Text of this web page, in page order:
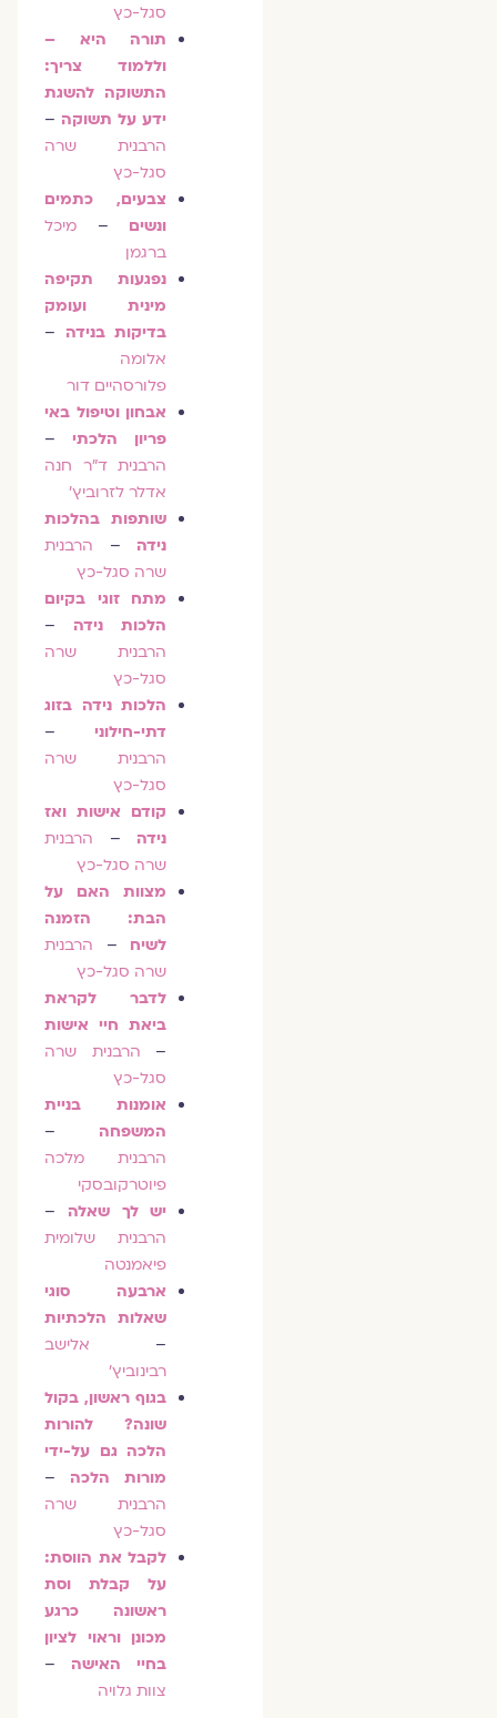
סגל-כץ
תורה היא –
וללמוד צריך:
התשוקה להשגת
ידע על תשוקה–
הרבנית שרה
סגל-כץ
צבעים, כתמים
ונשים–
מיכל
ברגמן
נפגעות תקיפה
מינית ועומק
בדיקות בנידה–
אלומה
פלורסהיים דור
אבחון וטיפול באי
פריון הלכתי–
הרבנית ד"ר חנה
אדלר לזרוביץ'
שותפות בהלכות
נידה–
הרבנית
שרה סגל-כץ
מתח זוגי בקיום
הלכות נידה–
הרבנית שרה
סגל-כץ
הלכות נידה בזוג
דתי-חילוני–
הרבנית שרה
סגל-כץ
קודם אישות ואז
נידה–
הרבנית
שרה סגל-כץ
מצוות האם על
הבת: הזמנה
לשיח–
הרבנית
שרה סגל-כץ
לדבר לקראת
ביאת חיי אישות
–
הרבנית שרה
סגל-כץ
אומנות בניית
המשפחה–
הרבנית מלכה
פיוטרקובסקי
יש לך שאלה–
הרבנית שלומית
פיאמנטה
ארבעה סוגי
שאלות הלכתיות
–
אלישב
רבינוביץ'
בגוף ראשון, בקול
שונה? להורות
הלכה גם על-ידי
מורות הלכה–
הרבנית שרה
סגל-כץ
לקבל את הווסת:
על קבלת וסת
ראשונה כרגע
מכונן וראוי לציון
בחיי האישה–
צוות גלויה